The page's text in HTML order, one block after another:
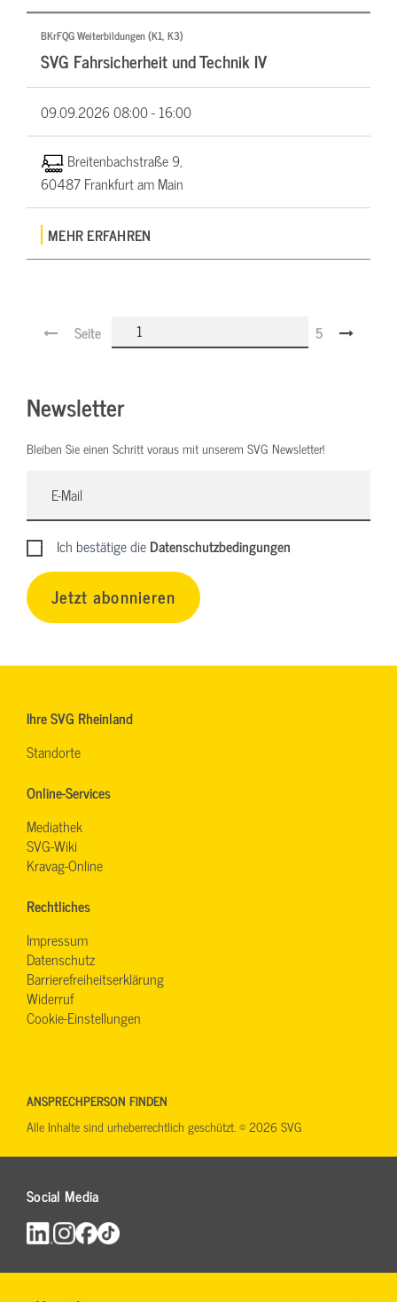
BKrFQG Weiterbildungen (K1, K3)
SVG Fahrsicherheit und Technik IV
09.09.202608:00 - 16:00
Breitenbachstraße 9,
60487 Frankfurt am Main
MEHR ERFAHREN
Seite 5
Newsletter
Bleiben Sie einen Schritt voraus mit unserem SVG Newsletter!
Ich bestätige dieDatenschutzbedingungen
Jetzt abonnieren
Ihre SVG Rheinland
Standorte
Online-Services
Mediathek
SVG-Wiki
Kravag-Online
Rechtliches
Impressum
Datenschutz
Barrierefreiheitserklärung
Widerruf
Cookie-Einstellungen
Social Media
ANSPRECHPERSON FINDEN
Alle Inhalte sind urheberrechtlich geschützt. © 2026 SVG